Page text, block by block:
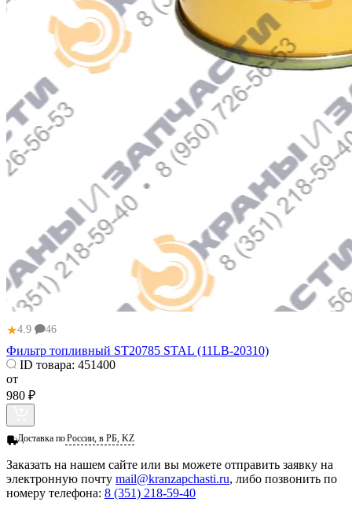
★4.9 46
Фильтр топливный ST20785 STAL (11LB-20310)
ID товара: 451400
от
980 ₽
Доставка поРоссии, в РБ, KZ
Заказать на нашем сайте или вы можете отправить заявку на
электронную почту mail@kranzapchasti.ru, либо позвонить по
номеру телефона: 8 (351) 218-59-40